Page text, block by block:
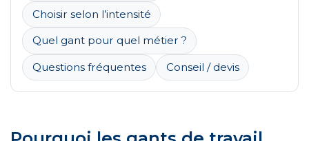
Choisir selon l’intensité
Quel gant pour quel métier ?
Questions fréquentes Conseil / devis